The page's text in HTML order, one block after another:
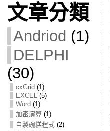
文章分類
Andriod (1)
DELPHI
(30)
cxGrid (1)
EXCEL(5)
Word (1)
加密演算(1)
自製碗糕程式(2)